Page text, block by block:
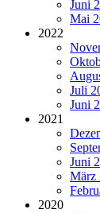
Juni
Mai
2022
Juli
Juni
2021
Juni
März
2020